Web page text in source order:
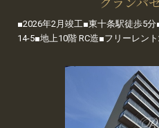
■2026年2月竣工■東十条駅徒歩5
14-5■地上10階 RC造■フリーレント